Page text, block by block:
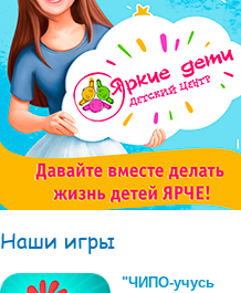
Наши игры
"ЧИПО-учусь